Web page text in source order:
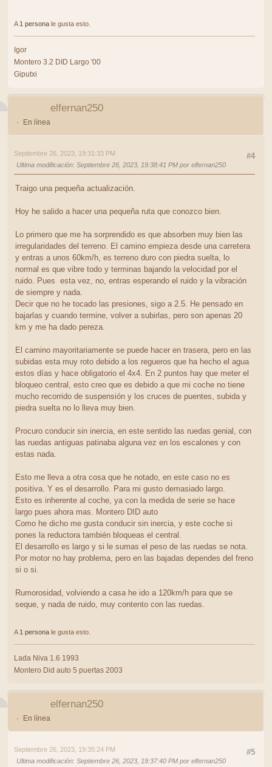
A 1 persona le gusta esto.
Igor
Montero 3.2 DID Largo '00
Giputxi
elfernan250
En línea
#4
Septiembre 26, 2023, 19:31:33 PM
Ultima modificación: Septiembre 26, 2023, 19:38:41 PM por elfernan250
Traigo una pequeña actualización.
Hoy he salido a hacer una pequeña ruta que conozco bien.
Lo primero que me ha sorprendido es que absorben muy bien las
irregularidades del terreno. El camino empieza desde una carretera
y entras a unos 60km/h, es terreno duro con piedra suelta, lo
normal es que vibre todo y terminas bajando la velocidad por el
ruido. Pues esta vez, no, entras esperando el ruido y la vibración
de siempre y nada.
Decir que no he tocado las presiones, sigo a 2.5. He pensado en
bajarlas y cuando termine, volver a subirlas, pero son apenas 20
km y me ha dado pereza.
El camino mayoritariamente se puede hacer en trasera, pero en las
subidas esta muy roto debido a los regueros que ha hecho el agua
estos días y hace obligatorio el 4x4. En 2 puntos hay que meter el
bloqueo central, esto creo que es debido a que mi coche no tiene
mucho recorrido de suspensión y los cruces de puentes, subida y
piedra suelta no lo lleva muy bien.
Procuro conducir sin inercia, en este sentido las ruedas genial, con
las ruedas antiguas patinaba alguna vez en los escalones y con
estas nada.
Esto me lleva a otra cosa que he notado, en este caso no es
positiva. Y es el desarrollo. Para mi gusto demasiado largo.
Esto es inherente al coche, ya con la medida de serie se hace
largo pues ahora mas. Montero DID auto
Como he dicho me gusta conducir sin inercia, y este coche si
pones la reductora también bloqueas el central.
El desarrollo es largo y si le sumas el peso de las ruedas se nota.
Por motor no hay problema, pero en las bajadas dependes del freno
si o si.
Rumorosidad, volviendo a casa he ido a 120km/h para que se
seque, y nada de ruido, muy contento con las ruedas.
A 1 persona le gusta esto.
Lada Niva 1.6 1993
Montero Did auto 5 puertas 2003
elfernan250
En línea
#5
Septiembre 26, 2023, 19:35:24 PM
Ultima modificación: Septiembre 26, 2023, 19:37:40 PM por elfernan250